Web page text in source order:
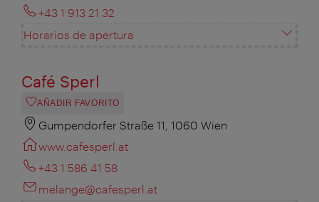
+43 1 913 21 32
Horarios de apertura
Café Sperl
AÑADIR FAVORITO
Gumpendorfer Straße 11, 1060 Wien
www.cafesperl.at
+43 1 586 41 58
melange@cafesperl.at